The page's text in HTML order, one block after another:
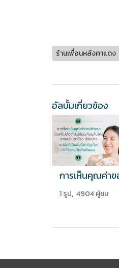
ร้านเพื่อนหลังคาแดง
อัลบั้มเกี่ยวข้อง
1 รูป, 4904 ผู้ชม